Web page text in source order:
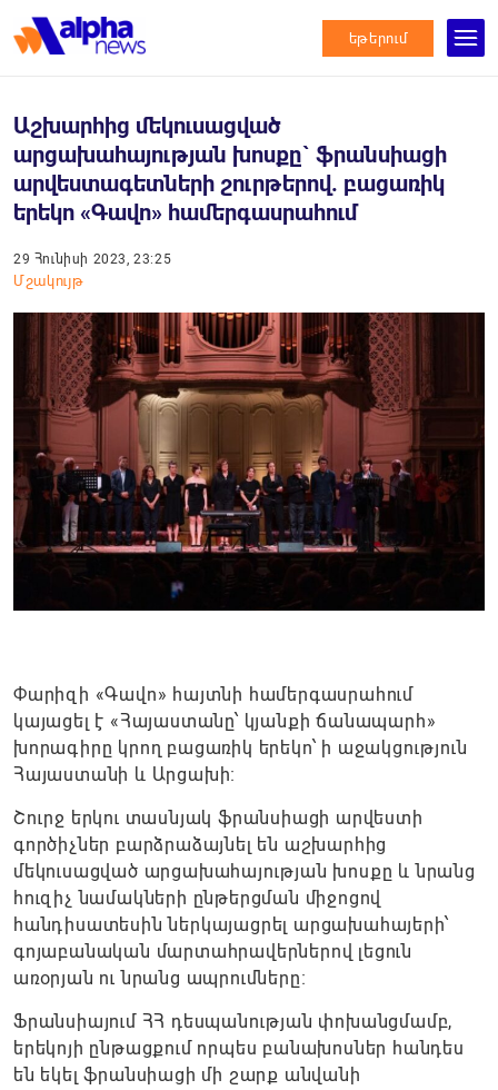
եթերում
Աշխարհից մեկուսացված
արցախահայության խոսքը` ֆրանսիացի
արվեստագետների շուրթերով. բացառիկ
երեկո «Գավո» համերգասրահում
29 Հունիսի 2023, 23:25
Մշակույթ
Փարիզի «Գավո» հայտնի համերգասրահում
կայացել է «Հայաստանը՝ կյանքի ճանապարհ»
խորագիրը կրող բացառիկ երեկո՝ ի աջակցություն
Հայաստանի և Արցախի։
Շուրջ երկու տասնյակ ֆրանսիացի արվեստի
գործիչներ բարձրաձայնել են աշխարհից
մեկուսացված արցախահայության խոսքը և նրանց
հուզիչ նամակների ընթերցման միջոցով
հանդիսատեսին ներկայացրել արցախահայերի՝
գոյաբանական մարտահրավերներով լեցուն
առօրյան ու նրանց ապրումները։
Ֆրանսիայում ՀՀ դեսպանության փոխանցմամբ,
երեկոյի ընթացքում որպես բանախոսներ հանդես
են եկել ֆրանսիացի մի շարք անվանի